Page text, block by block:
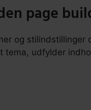
page
og stilindstillinger
tema, udfylder